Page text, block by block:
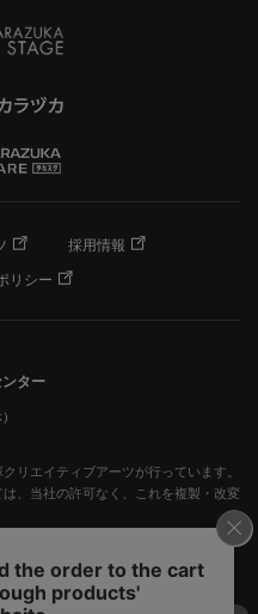
採用情報
リシー
ター
リエイティブアーツが行っています。
、当社の許可なく、これを複製・改変
イティブアーツの出版物ほか写真等著